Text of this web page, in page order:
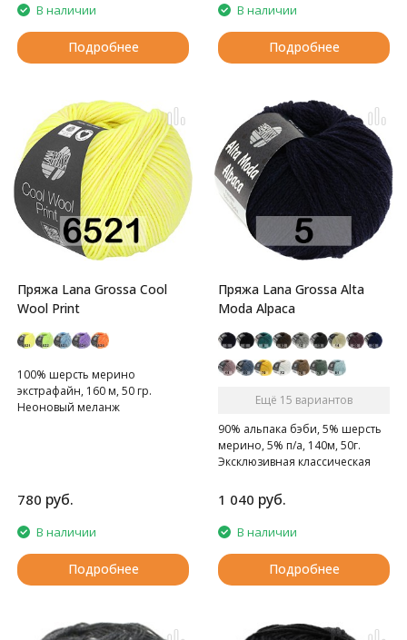
В наличии
Подробнее
В наличии
Подробнее
Пряжа Lana Grossa Cool
Wool Print
100% шерсть мерино
экстрафайн, 160 м, 50 гр.
Неоновый меланж
780 руб.
В наличии
Подробнее
Пряжа Lana Grossa Alta
Moda Alpaca
Ещё 15 вариантов
90% альпака бэби, 5% шерсть
мерино, 5% п/а, 140м, 50г.
Эксклюзивная классическая
шнурка
1 040 руб.
В наличии
Подробнее